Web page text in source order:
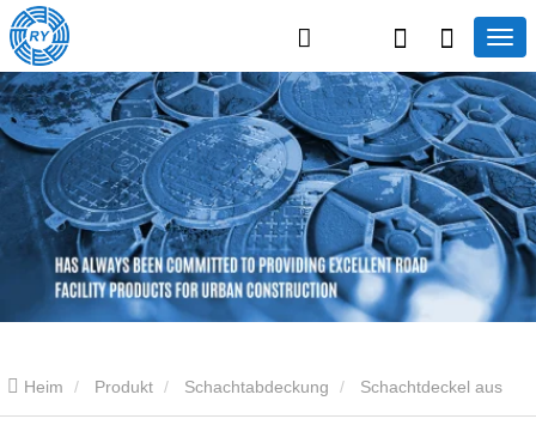
Heim Produkt Schachtabdeckung Schachtdeckel aus